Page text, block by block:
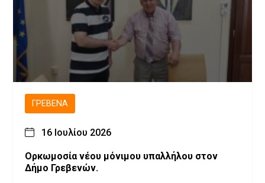
ΓΡΕΒΕΝΆ
16 Ιουλίου 2026
Ορκωμοσία νέου μόνιμου υπαλλήλου στον
Δήμο Γρεβενών.